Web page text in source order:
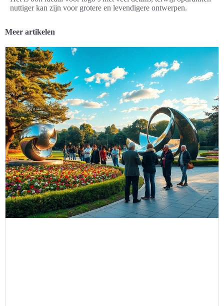
nuttiger kan zijn voor grotere en levendigere ontwerpen.
Meer artikelen